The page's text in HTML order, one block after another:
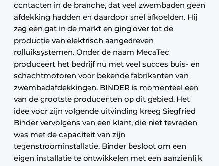
contacten in de branche, dat veel zwembaden geen
afdekking hadden en daardoor snel afkoelden. Hij
zag een gat in de markt en ging over tot de
productie van elektrisch aangedreven
rolluiksystemen. Onder de naam MecaTec
produceert het bedrijf nu met veel succes buis- en
schachtmotoren voor bekende fabrikanten van
zwembadafdekkingen. BINDER is momenteel een
van de grootste producenten op dit gebied. Het
idee voor zijn volgende uitvinding kreeg Siegfried
Binder vervolgens van een klant, die niet tevreden
was met de capaciteit van zijn
tegenstroominstallatie. Binder besloot om een
eigen installatie te ontwikkelen met een aanzienlijk